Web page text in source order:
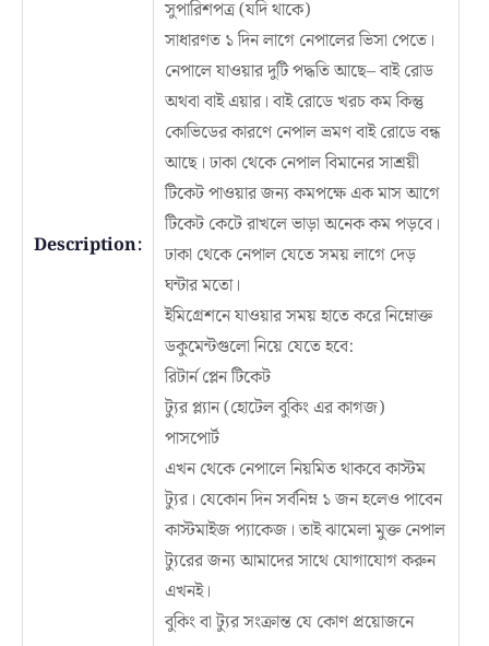
Description:
সুপারিশপত্র (যদি থাকে)
সাধারণত ১ দিন লাগে নেপালের ভিসা পেতে।
নেপালে যাওয়ার দুটি পদ্ধতি আছে– বাই রোড
অথবা বাই এয়ার। বাই রোডে খরচ কম কিন্তু
কোভিডের কারণে নেপাল ভ্রমণ বাই রোডে বন্ধ
আছে। ঢাকা থেকে নেপাল বিমানের সাশ্রয়ী
টিকেট পাওয়ার জন্য কমপক্ষে এক মাস আগে
টিকেট কেটে রাখলে ভাড়া অনেক কম পড়বে।
ঢাকা থেকে নেপাল যেতে সময় লাগে দেড়
ঘন্টার মতো।
ইমিগ্রেশনে যাওয়ার সময় হাতে করে নিম্নোক্ত
ডকুমেন্টগুলো নিয়ে যেতে হবে:
রিটার্ন প্লেন টিকেট
ট্যুর প্ল্যান (হোটেল বুকিং এর কাগজ)
পাসপোর্ট
এখন থেকে নেপালে নিয়মিত থাকবে কাস্টম
ট্যুর। যেকোন দিন সর্বনিম্ন ১ জন হলেও পাবেন
কাস্টমাইজ প্যাকেজ। তাই ঝামেলা মুক্ত নেপাল
ট্যুরের জন্য আমাদের সাথে যোগাযোগ করুন
এখনই।
বুকিং বা ট্যুর সংক্রান্ত যে কোণ প্রয়োজনে